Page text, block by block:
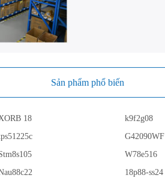
Sản phẩm phổ biến
18
k9f2g08
G42090WF
W78e516
18p88-ss24